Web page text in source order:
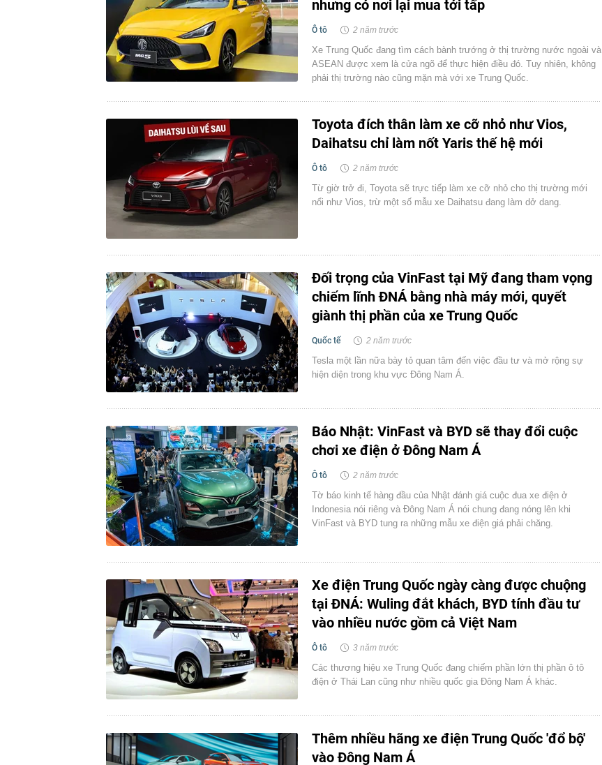
nhưng có nơi lại mua tới tấp
Ô tô 2 năm trước
Xe Trung Quốc đang tìm cách bành trướng ở thị trường nước ngoài và
ASEAN được xem là cửa ngõ để thực hiện điều đó. Tuy nhiên, không
phải thị trường nào cũng mặn mà với xe Trung Quốc.
Toyota đích thân làm xe cỡ nhỏ như Vios,
Daihatsu chỉ làm nốt Yaris thế hệ mới
Ô tô 2 năm trước
Từ giờ trở đi, Toyota sẽ trực tiếp làm xe cỡ nhỏ cho thị trường mới
nổi như Vios, trừ một số mẫu xe Daihatsu đang làm dở dang.
Đối trọng của VinFast tại Mỹ đang tham vọng
chiếm lĩnh ĐNÁ bằng nhà máy mới, quyết
giành thị phần của xe Trung Quốc
Quốc tế 2 năm trước
Tesla một lần nữa bày tỏ quan tâm đến việc đầu tư và mở rộng sự
hiện diện trong khu vực Đông Nam Á.
Báo Nhật: VinFast và BYD sẽ thay đổi cuộc
chơi xe điện ở Đông Nam Á
Ô tô 2 năm trước
Tờ báo kinh tế hàng đầu của Nhật đánh giá cuộc đua xe điện ở
Indonesia nói riêng và Đông Nam Á nói chung đang nóng lên khi
VinFast và BYD tung ra những mẫu xe điện giá phải chăng.
Xe điện Trung Quốc ngày càng được chuộng
tại ĐNÁ: Wuling đắt khách, BYD tính đầu tư
vào nhiều nước gồm cả Việt Nam
Ô tô 3 năm trước
Các thương hiệu xe Trung Quốc đang chiếm phần lớn thị phần ô tô
điện ở Thái Lan cũng như nhiều quốc gia Đông Nam Á khác.
Thêm nhiều hãng xe điện Trung Quốc 'đổ bộ'
vào Đông Nam Á